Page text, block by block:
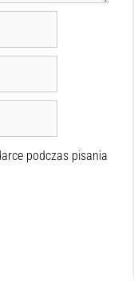
podczas pisania